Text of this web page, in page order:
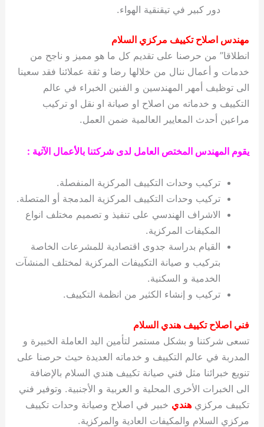
دور كبير في تيقنقية الهواء.
مهندس اصلاح تكييف مركزي السلام
انطلاقا” من حرصنا على تقديم كل ما هو مميز و ناجح من
خدمات و أعمال ننال من خلالها رضا و ثقة عملائنا فقد سعينا
الى توظيف أمهر المهندسين و الفنين الخبراء في عالم
التكييف و خدماته من اصلاح او صيانة او نقل او تركيب
مراعين أحدث المعايير العالمية ضمن العمل.
يقوم المهندس المختص العامل لدى شركتنا بالأعمال الآتية :
تركيب وحدات التكييف المركزية المنفصلة.
تركيب وحدات التكييف المركزية المدمجة أو المتصلة.
الاشراف الهندسي على تنفيذ و تصميم مختلف انواع
المكيفات المركزية.
القيام بدراسة جدوى اقتصادية للمشرعات الخاصة
بتركيب و صيانة التكييفات المركزية لمختلف المنشآت
الخدمية و السكنية.
تركيب و إنشاء الكثير من انظمة التكييف.
فني اصلاح تكييف هندي السلام
تسعى شركتنا و بشكل مستمر لتأمين اليد العاملة الخبيرة و
المدربة في عالم التكييف و خدماته العديدة حيث حرصنا على
تنويع خبرائنا مثل فني صيانة تكييف هندي السلام بالإضافة
الى الخبرات الأخرى المحلية و العربية و الأجنبية. وتوفير فني
تكييف مركزيهندي خبير في اصلاح وصيانة وحدات تكييف
مركزي السلام والمكيفات العادية والمركزية.